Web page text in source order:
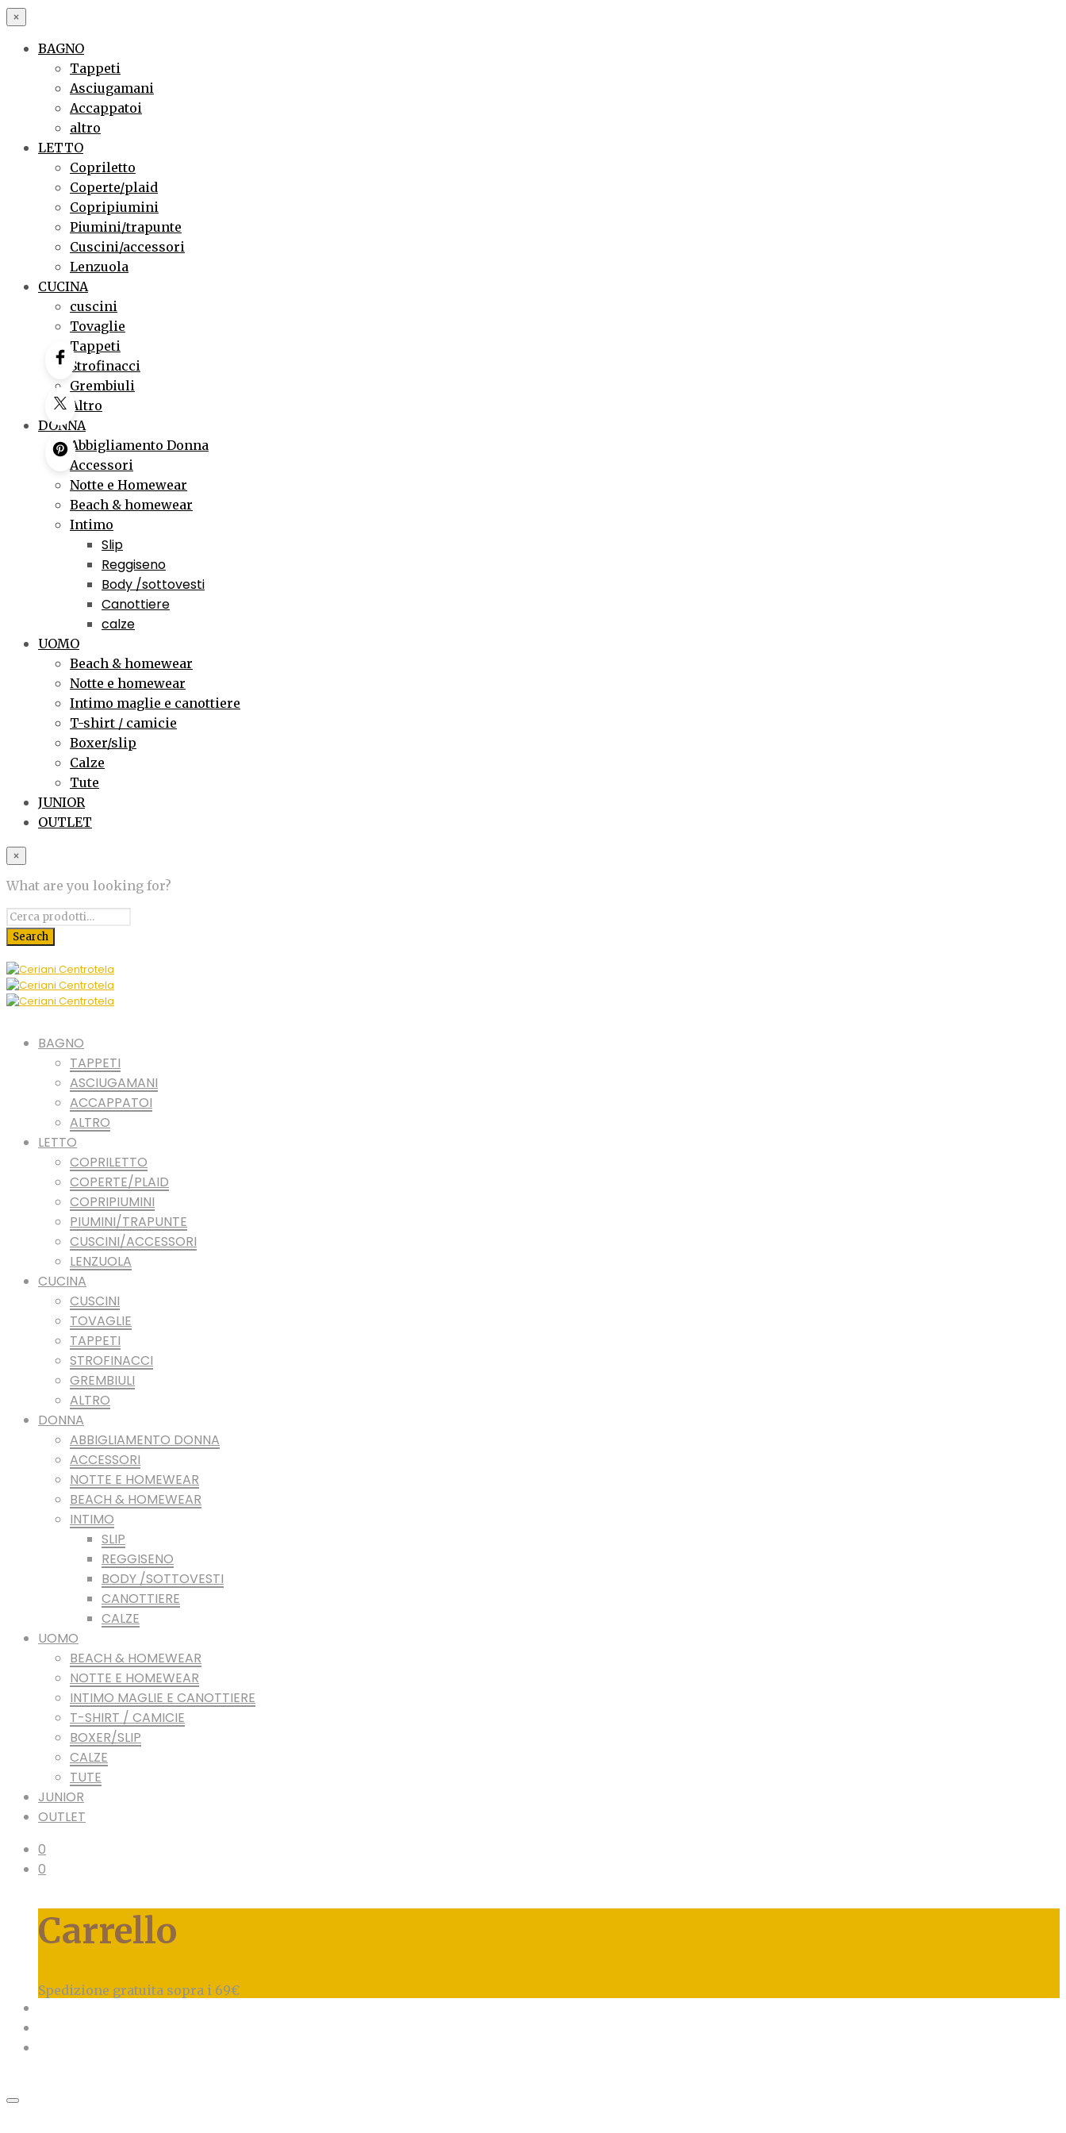
×
BAGNO
Tappeti
Asciugamani
Accappatoi
altro
LETTO
Copriletto
Coperte/plaid
Copripiumini
Piumini/trapunte
Cuscini/accessori
Lenzuola
CUCINA
cuscini
Tovaglie
Tappeti
Strofinacci
Grembiuli
Altro
DONNA
Abbigliamento Donna
Accessori
Notte e Homewear
Beach & homewear
Intimo
Slip
Reggiseno
Body /sottovesti
Canottiere
calze
UOMO
Beach & homewear
Notte e homewear
Intimo maglie e canottiere
T-shirt / camicie
Boxer/slip
Calze
Tute
JUNIOR
OUTLET
×
What are you looking for?
BAGNO
TAPPETI
ASCIUGAMANI
ACCAPPATOI
ALTRO
LETTO
COPRILETTO
COPERTE/PLAID
COPRIPIUMINI
PIUMINI/TRAPUNTE
CUSCINI/ACCESSORI
LENZUOLA
CUCINA
CUSCINI
TOVAGLIE
TAPPETI
STROFINACCI
GREMBIULI
ALTRO
DONNA
ABBIGLIAMENTO DONNA
ACCESSORI
NOTTE E HOMEWEAR
BEACH & HOMEWEAR
INTIMO
SLIP
REGGISENO
BODY /SOTTOVESTI
CANOTTIERE
CALZE
UOMO
BEACH & HOMEWEAR
NOTTE E HOMEWEAR
INTIMO MAGLIE E CANOTTIERE
T-SHIRT / CAMICIE
BOXER/SLIP
CALZE
TUTE
JUNIOR
OUTLET
0
0
Carrello
Spedizione gratuita sopra i 69€